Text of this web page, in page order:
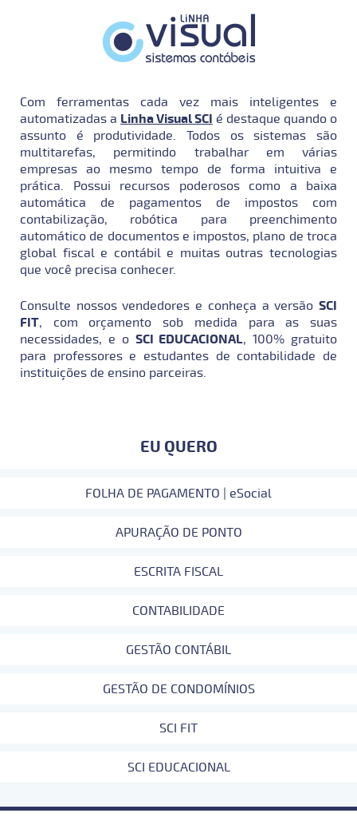
Com ferramentas cada vez mais inteligentes e
automatizadas a Linha Visual SCI é destaque quando o
assunto é produtividade. Todos os sistemas são
multitarefas, permitindo trabalhar em várias
empresas ao mesmo tempo de forma intuitiva e
prática. Possui recursos poderosos como a baixa
automática de pagamentos de impostos com
contabilização, robótica para preenchimento
automático de documentos e impostos, plano de troca
global fiscal e contábil e muitas outras tecnologias
que você precisa conhecer.
Consulte nossos vendedores e conheça a versão SCI
FIT, com orçamento sob medida para as suas
necessidades, e o SCI EDUCACIONAL, 100% gratuito
para professores e estudantes de contabilidade de
instituições de ensino parceiras.
EU QUERO
FOLHA DE PAGAMENTO | eSocial
APURAÇÃO DE PONTO
ESCRITA FISCAL
CONTABILIDADE
GESTÃO CONTÁBIL
GESTÃO DE CONDOMÍNIOS
SCI FIT
SCI EDUCACIONAL